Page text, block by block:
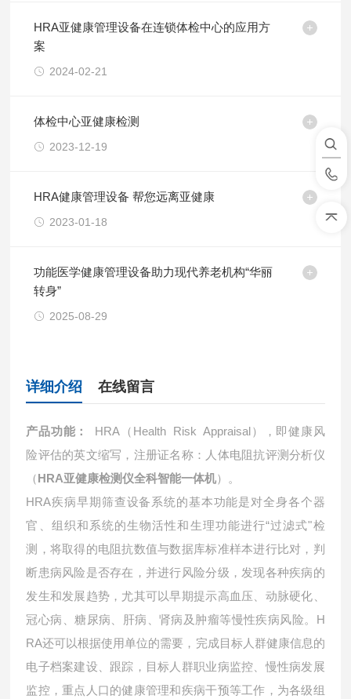
HRA亚健康管理设备在连锁体检中心的应用方
案
2024-02-21
体检中心亚健康检测
2023-12-19
HRA健康管理设备 帮您远离亚健康
2023-01-18
功能医学健康管理设备助力现代养老机构“华丽
转身”
2025-08-29
详细介绍 在线留言
产品功能： HRA （Health Risk Appraisal），即健康风
险评估的英文缩写，注册证名称：人体电阻抗评测分析仪
（HRA亚健康检测仪全科智能一体机）。
HRA疾病早期筛查设备系统的基本功能是对全身各个器
官、组织和系统的生物活性和生理功能进行“过滤式"检
测，将取得的电阻抗数值与数据库标准样本进行比对，判
断患病风险是否存在，并进行风险分级，发现各种疾病的
发生和发展趋势，尤其可以早期提示高血压、动脉硬化、
冠心病、糖尿病、肝病、肾病及肿瘤等慢性疾病风险。H
RA还可以根据使用单位的需要，完成目标人群健康信息的
电子档案建设、跟踪，目标人群职业病监控、慢性病发展
监控，重点人口的健康管理和疾病干预等工作，为各级组